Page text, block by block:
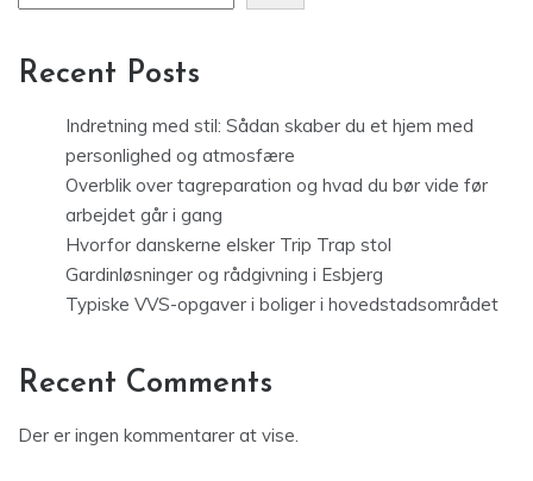
Recent Posts
Indretning med stil: Sådan skaber du et hjem med
personlighed og atmosfære
Overblik over tagreparation og hvad du bør vide før
arbejdet går i gang
Hvorfor danskerne elsker Trip Trap stol
Gardinløsninger og rådgivning i Esbjerg
Typiske VVS-opgaver i boliger i hovedstadsområdet
Recent Comments
Der er ingen kommentarer at vise.